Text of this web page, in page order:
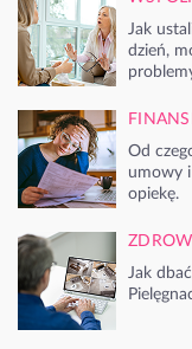
Jak
dzień,
Od
umowy
opiekę.
Jak